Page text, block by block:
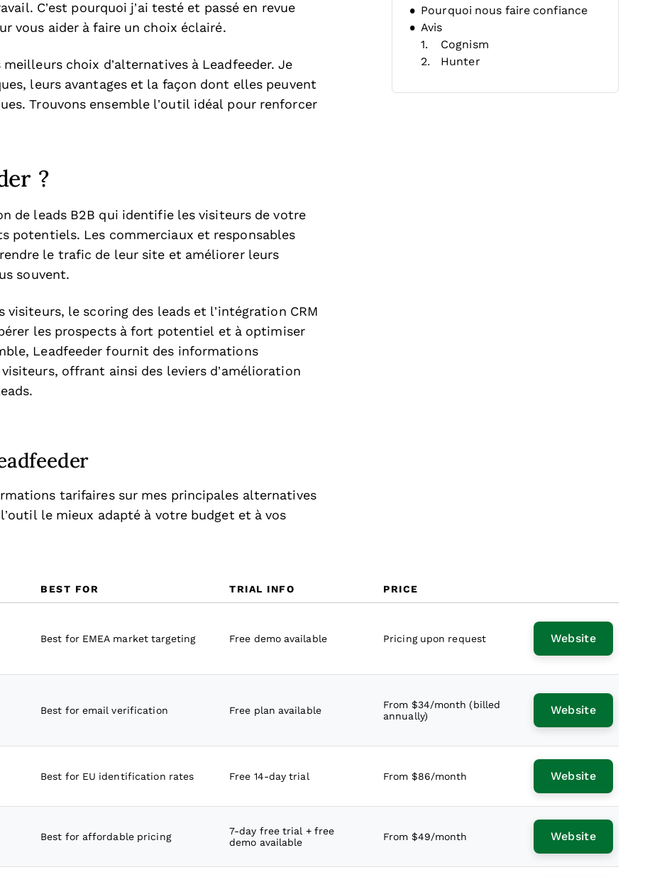
C’est pourquoi j’ai testé et passé en revue
vous aider à faire un choix éclairé.
choix d’alternatives à Leadfeeder. Je
leurs avantages et la façon dont elles peuvent
Trouvons ensemble l’outil idéal pour renforcer
?
de leads B2B qui identifie les visiteurs de votre
potentiels. Les commerciaux et responsables
le trafic de leur site et améliorer leurs
souvent.
le scoring des leads et l’intégration CRM
les prospects à fort potentiel et à optimiser
Leadfeeder fournit des informations
offrant ainsi des leviers d’amélioration
tarifaires sur mes principales alternatives
le mieux adapté à votre budget et à vos
BEST FOR TRIAL INFO PRICE
Best for EMEA market targeting Free demo available Pricing upon request Website
Best for email verification Free plan available
From $34/month (billed
annually)
Website
Best for EU identification rates Free 14-day trial From $86/month Website
Best for affordable pricing
7-day free trial + free
demo available
From $49/month Website
Pourquoi nous faire confiance
Avis
Cognism
Hunter
Lead411